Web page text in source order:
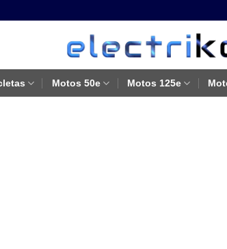
Motos 50e Motos 125e